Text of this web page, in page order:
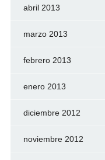
abril 2013
marzo 2013
febrero 2013
enero 2013
diciembre 2012
noviembre 2012